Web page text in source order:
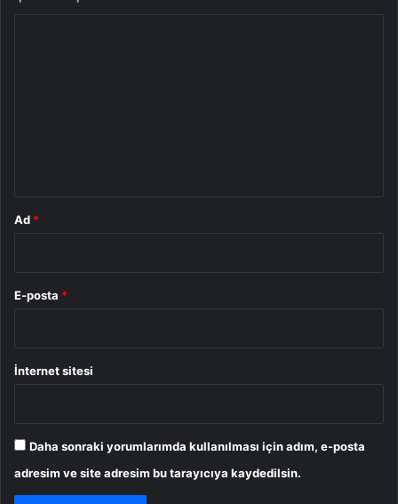
Ad *
E-posta *
İnternet sitesi
Daha sonraki yorumlarımda kullanılması için adım, e-posta
adresim ve site adresim bu tarayıcıya kaydedilsin.